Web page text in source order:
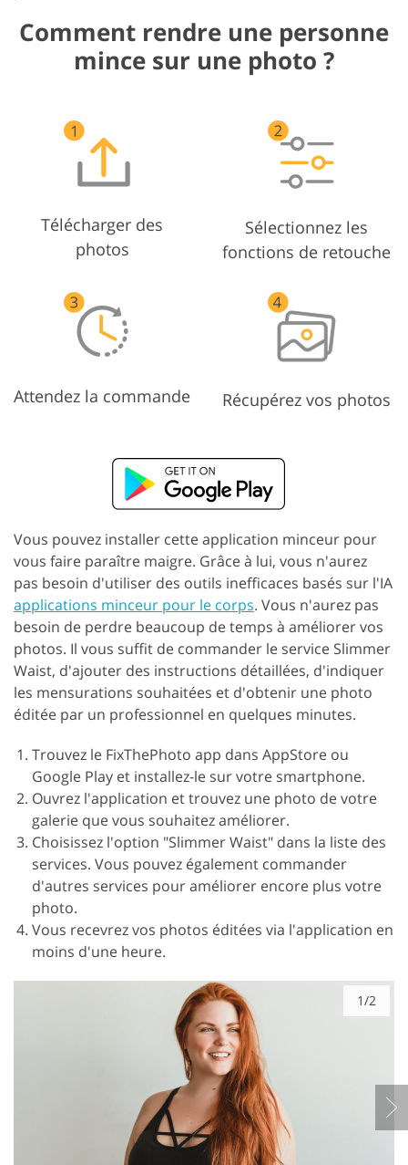
Comment rendre une personne
mince sur une photo ?
Télécharger des
photos
Sélectionnez les
fonctions de retouche
Attendez la commande Récupérez vos photos
Vous pouvez installer cette application minceur pour
vous faire paraître maigre. Grâce à lui, vous n'aurez
pas besoin d'utiliser des outils inefficaces basés sur l'IA
applications minceur pour le corps. Vous n'aurez pas
besoin de perdre beaucoup de temps à améliorer vos
photos. Il vous suffit de commander le service Slimmer
Waist, d'ajouter des instructions détaillées, d'indiquer
les mensurations souhaitées et d'obtenir une photo
éditée par un professionnel en quelques minutes.
Trouvez le FixThePhoto app dans AppStore ou
Google Play et installez-le sur votre smartphone.
Ouvrez l'application et trouvez une photo de votre
galerie que vous souhaitez améliorer.
Choisissez l'option "Slimmer Waist" dans la liste des
services. Vous pouvez également commander
d'autres services pour améliorer encore plus votre
photo.
Vous recevrez vos photos éditées via l'application en
moins d'une heure.
1/2